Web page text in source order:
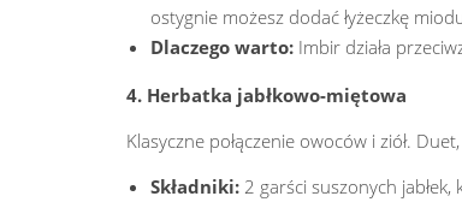
ostygnie możesz dodać łyżeczkę
Dlaczego warto: Imbir działa
4. Herbatka jabłkowo-miętowa
Klasyczne połączenie owoców i ziół.
Składniki: 2 garści suszonych